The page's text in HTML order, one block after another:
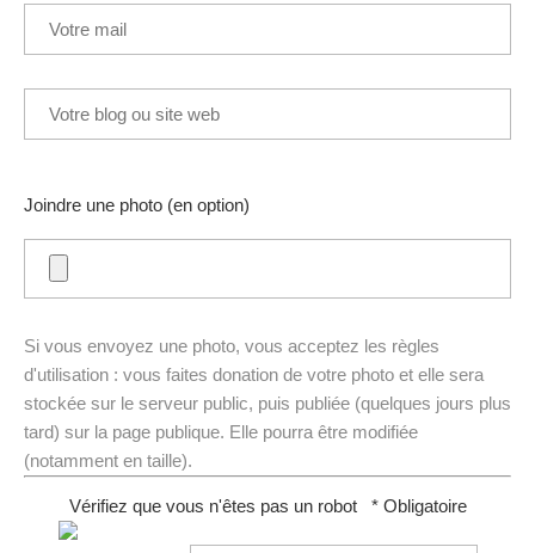
Joindre une photo (en option)
Si vous envoyez une photo, vous acceptez les règles
d'utilisation : vous faites donation de votre photo et elle sera
stockée sur le serveur public, puis publiée (quelques jours plus
tard) sur la page publique. Elle pourra être modifiée
(notamment en taille).
Vérifiez que vous n'êtes pas un robot * Obligatoire